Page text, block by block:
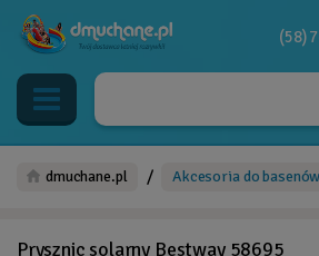
(58)
dmuchane.pl / Akcesoria do
Prysznic solarny Bestway 58695